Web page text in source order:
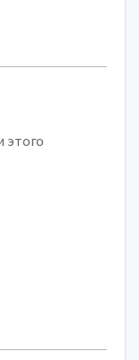
этого